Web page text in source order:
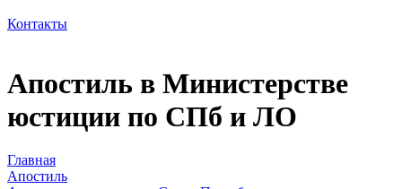
Контакты
Апостиль в Министерстве
юстиции по СПб и ЛО
Главная
Апостиль